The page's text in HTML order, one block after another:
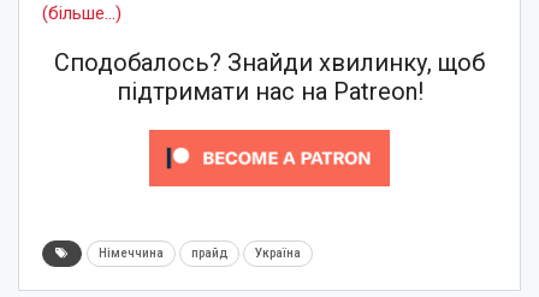
(більше…)
Сподобалось? Знайди хвилинку, щоб
підтримати нас на Patreon!
Німеччина прайд Україна